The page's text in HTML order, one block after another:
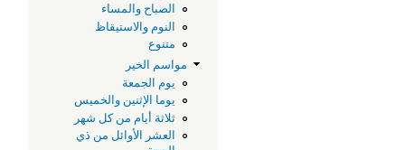
الصباح والمساء
النوم والاستيقاظ
متنوع
مواسم الخير
يوم الجمعة
يوما الإثنين والخميس
ثلاثة أيام من كل شهر
العشر الأوائل من ذي